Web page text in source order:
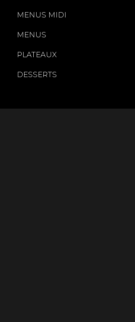
MENUS MIDI
MENUS
PLATEAUX
DESSERTS